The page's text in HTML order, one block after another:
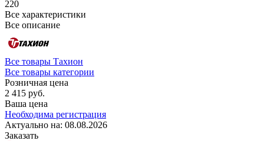
220
Все характеристики
Все описание
Все товары Тахион
Все товары категории
Розничная цена
2 415 руб.
Ваша цена
Необходима регистрация
Актуально на: 08.08.2026
Заказать